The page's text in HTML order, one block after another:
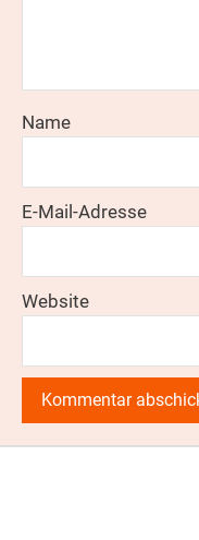
Name
E-Mail-Adresse
Website